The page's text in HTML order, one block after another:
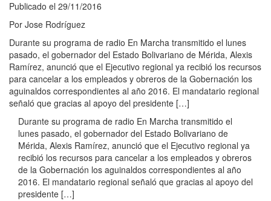
Publicado el 29/11/2016
Por Jose Rodríguez
Durante su programa de radio En Marcha transmitido el lunes
pasado, el gobernador del Estado Bolivariano de Mérida, Alexis
Ramírez, anunció que el Ejecutivo regional ya recibió los recursos
para cancelar a los empleados y obreros de la Gobernación los
aguinaldos correspondientes al año 2016. El mandatario regional
señaló que gracias al apoyo del presidente […]
Durante su programa de radio En Marcha transmitido el
lunes pasado, el gobernador del Estado Bolivariano de
Mérida, Alexis Ramírez, anunció que el Ejecutivo regional ya
recibió los recursos para cancelar a los empleados y obreros
de la Gobernación los aguinaldos correspondientes al año
2016. El mandatario regional señaló que gracias al apoyo del
presidente […]